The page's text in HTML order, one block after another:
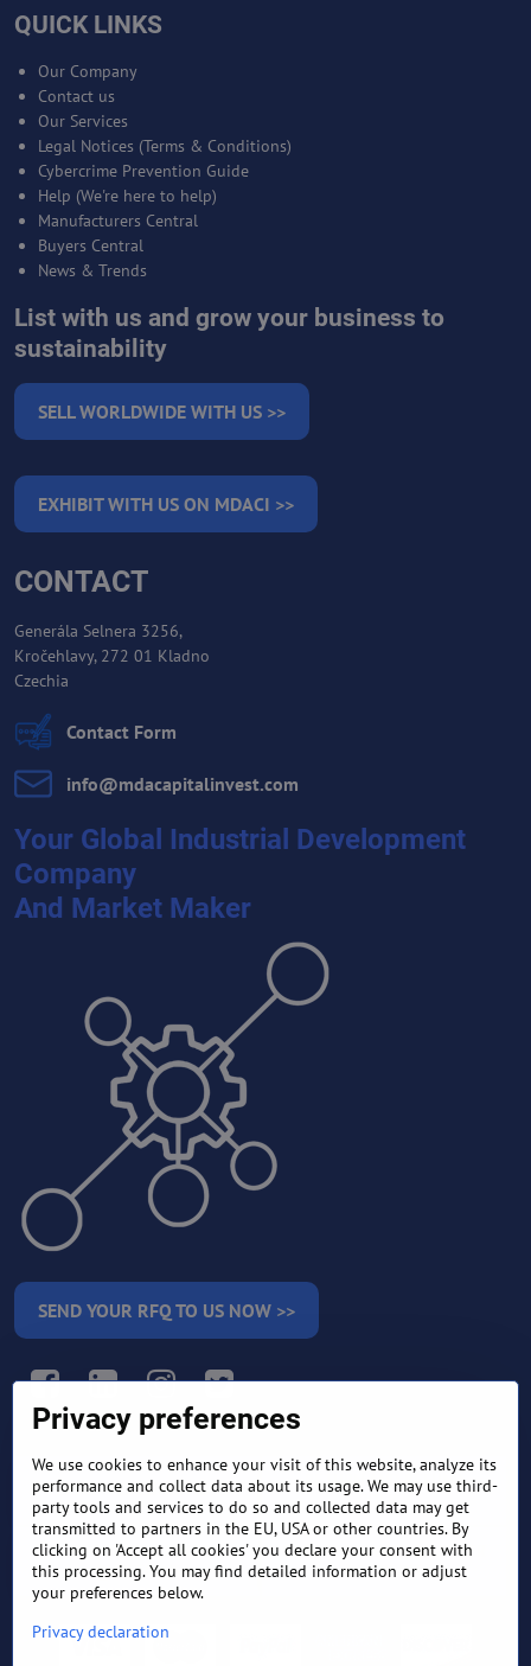
QUICK LINKS
Our Company
Contact us
Our Services
Legal Notices (Terms & Conditions)
Cybercrime Prevention Guide
Help (We're here to help)
Manufacturers Central
Buyers Central
News & Trends
List with us and grow your business to
sustainability
SELL WORLDWIDE WITH US >>
EXHIBIT WITH US ON MDACI >>
CONTACT
Generála Selnera 3256,
Kročehlavy, 272 01 Kladno
Czechia
Contact Form
info​@mdacapitalinvest​.com
Your Global Industrial Development
Company
And Market Maker
SEND YOUR RFQ TO US NOW >>
TERMS AND CONDITIONS
RETURN AND REFUND
POLICY
FREQUENTLY ASKED
QUESTIONS
EXPORT FINANCE & LETTER
OF CREDIT
Privacy preferences
We use cookies to enhance your visit of this website, analyze its
performance and collect data about its usage. We may use third-
party tools and services to do so and collected data may get
transmitted to partners in the EU, USA or other countries. By
clicking on 'Accept all cookies' you declare your consent with
this processing. You may find detailed information or adjust
your preferences below.
Privacy declaration